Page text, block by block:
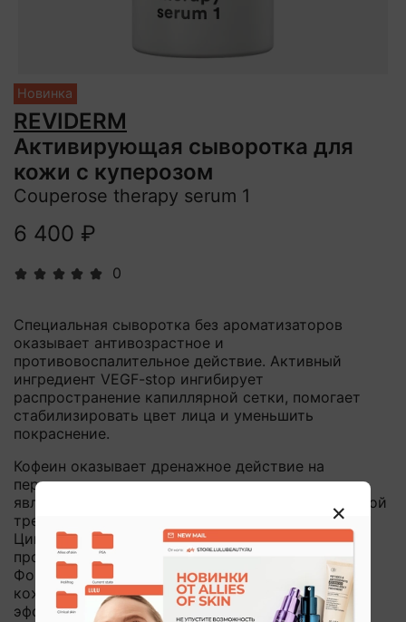
Новинка
0
REVIDERM
Активирующая сыворотка для
кожи с куперозом
Couperose therapy serum 1
6 400 ₽
Специальная сыворотка без ароматизаторов
оказывает антивозрастное и
противовоспалительное действие. Активный
ингредиент VEGF-stop ингибирует
распространение капиллярной сетки, помогает
стабилизировать цвет лица и уменьшить
покраснение.
Кофеин оказывает дренажное действие на
перегруженные и расширенные капилляры, что
является эффективной формой мягкой сосудистой
тренировки.
Цинк обеспечивает поддерживающий
противовоспалительный эффект.
Формула сыворотки великолепно совместима с
кожей, обеспечивает интенсивный и стойкий
эффект.